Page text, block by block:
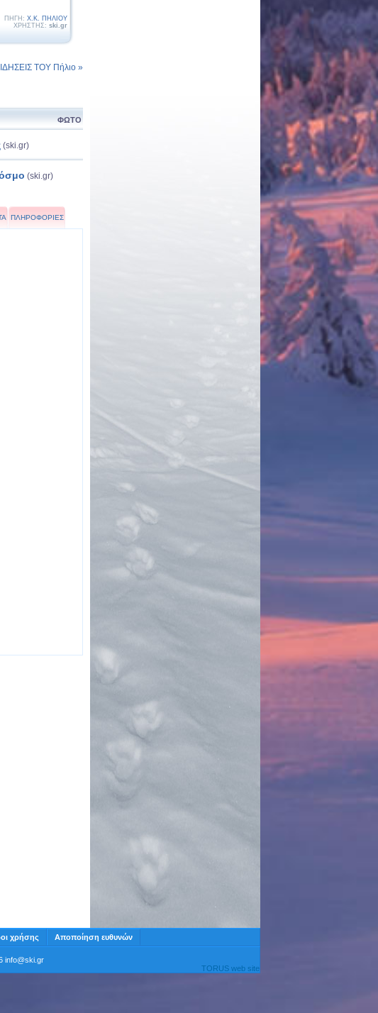
ΠΗΓΗ: Χ.Κ. ΠΗΛΙΟΥ
ΧΡΗΣΤΗΣ: ski.gr
ΤΟΥ Πήλιο »
ΦΩΤΟ
(ski.gr)
(ski.gr)
ΠΛΗΡΟΦΟΡΙΕΣ
χρήσης
Αποποίηση ευθυνών
info@ski.gr
TORUS web site